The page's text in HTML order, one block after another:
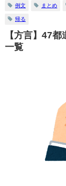
例文 まとめ
帰る
【方言】47
一覧